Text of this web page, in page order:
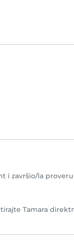
i završio/la
Tamara